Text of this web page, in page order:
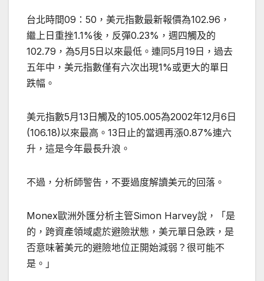
台北時間09：50，美元指數最新報價為102.96，
繼上日重挫1.1%後，反彈0.23%，週四觸及的
102.79，為5月5日以來最低。連同5月19日，過去
五年中，美元指數僅有六次出現1%或更大的單日
跌幅。
美元指數5月13日觸及的105.005為2002年12月6日
(106.18)以來最高。13日止的當週再漲0.87%連六
升，這是今年最長升浪。
不過，分析師警告，不要過度解讀美元的回落。
Monex歐洲外匯分析主管Simon Harvey說，「是
的，跨資產領域處於避險狀態，美元單日急跌，是
否意味著美元的避險地位正開始減弱？很可能不
是。」